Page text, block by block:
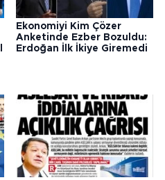
Ekonomiyi Kim Çözer
Anketinde Ezber Bozuldu:
Erdoğan İlk İkiye Giremedi